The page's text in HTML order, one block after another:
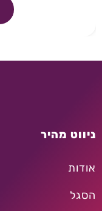
ניווט מהיר
אודות
הסגל